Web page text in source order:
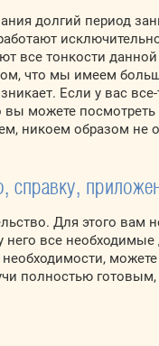
долгий период
все тонкости
что мы имеем
Если у вас
можете
никоем образом не
справку,
Для этого вам
все необходимые
полностью